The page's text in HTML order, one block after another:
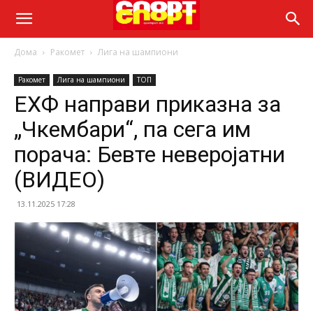
Дома Ракомет Лига на шампиони
Ракомет Лига на шампиони ТОП
ЕХФ направи приказна за
„Чкембари“, па сега им
порача: Бевте неверојатни
(ВИДЕО)
13.11.2025 17:28